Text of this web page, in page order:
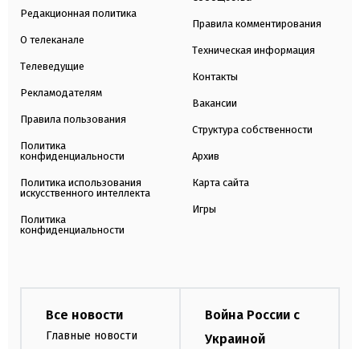
Редакционная политика
О телеканале
Телеведущие
Рекламодателям
Правила пользования
Политика
конфиденциальности
Политика использования
искусственного интеллекта
Политика
конфиденциальности
Правила комментирования
Техническая информация
Контакты
Вакансии
Структура собственности
Архив
Карта сайта
Игры
Все новости
Главные новости
Война России с
Украиной